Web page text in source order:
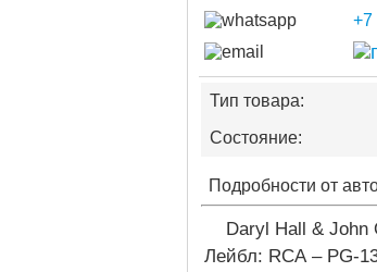
+7
Тип товара:
Состояние:
Подробности от
Daryl Hall & John
Лейбл: RCA – PG-